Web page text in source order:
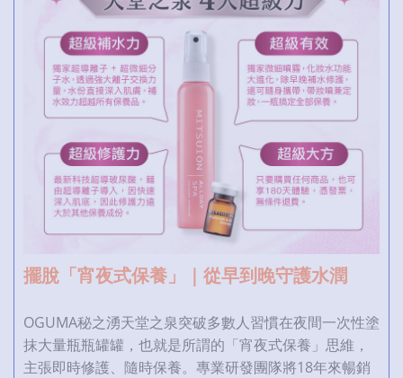
擺脫「宵夜式保養」｜從早到晚守護水潤
OGUMA秘之湧天堂之泉突破多數人習慣在夜間一次性塗
抹大量瓶瓶罐罐，也就是所謂的「宵夜式保養」思維，
主張即時修護、隨時保養。專業研發團隊將18年來暢銷